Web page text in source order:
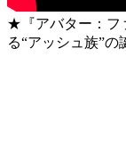
★『アバター：フ
る“アッシュ族”の